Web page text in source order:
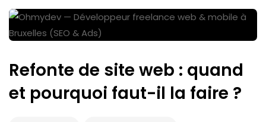
Refonte de site web : quand
et pourquoi faut-il la faire ?